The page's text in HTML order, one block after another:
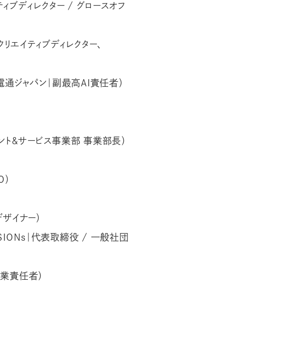
ブディレクター / グロースオフ
エイティブディレクター、
ジャパン｜副最高AI責任者）
ト&サービス事業部 事業部長）
イナー）
｜代表取締役 / 一般社団
責任者）